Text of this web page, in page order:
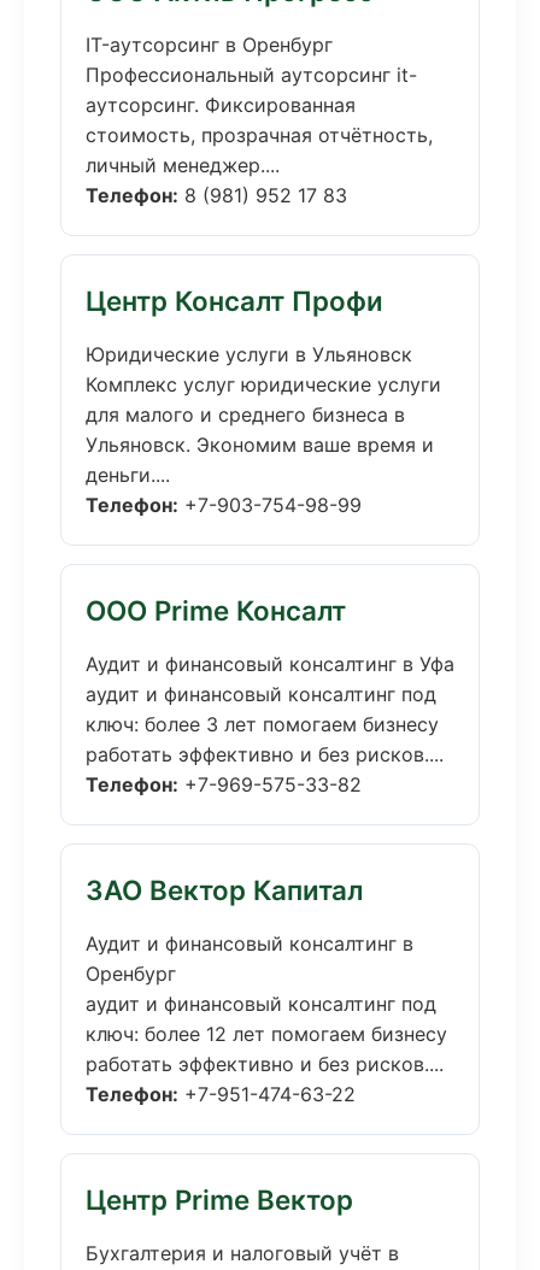
IT-аутсорсинг в Оренбург
Профессиональный аутсорсинг it-
аутсорсинг. Фиксированная
стоимость, прозрачная отчётность,
личный менеджер....
Телефон: 8 (981) 952 17 83
Центр Консалт Профи
Юридические услуги в Ульяновск
Комплекс услуг юридические услуги
для малого и среднего бизнеса в
Ульяновск. Экономим ваше время и
деньги....
Телефон: +7-903-754-98-99
ООО Prime Консалт
Аудит и финансовый консалтинг в Уфа
аудит и финансовый консалтинг под
ключ: более 3 лет помогаем бизнесу
работать эффективно и без рисков....
Телефон: +7-969-575-33-82
ЗАО Вектор Капитал
Аудит и финансовый консалтинг в
Оренбург
аудит и финансовый консалтинг под
ключ: более 12 лет помогаем бизнесу
работать эффективно и без рисков....
Телефон: +7-951-474-63-22
Центр Prime Вектор
Бухгалтерия и налоговый учёт в